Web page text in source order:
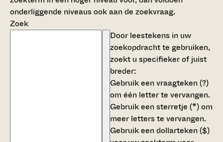
onderliggende niveaus ook aan de zoekvraag.
Zoek
Door leestekens in uw
zoekopdracht te gebruiken,
zoekt u specifieker of juist
breder:
Gebruik eenvraagteken (?)
om één letter te vervangen.
Gebruik eensterretje (*)om
meer letters te vervangen.
Gebruik eendollarteken ($)